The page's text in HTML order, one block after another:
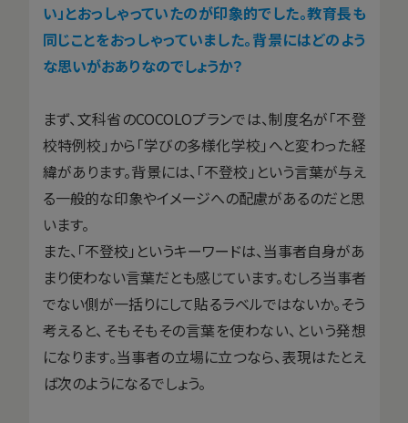
い」とおっしゃっていたのが印象的でした。教育長も
同じことをおっしゃっていました。背景にはどのよう
な思いがおありなのでしょうか？
まず、文科省のCOCOLOプランでは、制度名が「不登
校特例校」から「学びの多様化学校」へと変わった経
緯があります。背景には、「不登校」という言葉が与え
る一般的な印象やイメージへの配慮があるのだと思
います。
また、「不登校」というキーワードは、当事者自身があ
まり使わない言葉だとも感じています。むしろ当事者
でない側が一括りにして貼るラベルではないか。そう
考えると、そもそもその言葉を使わない、という発想
になります。当事者の立場に立つなら、表現はたとえ
ば次のようになるでしょう。